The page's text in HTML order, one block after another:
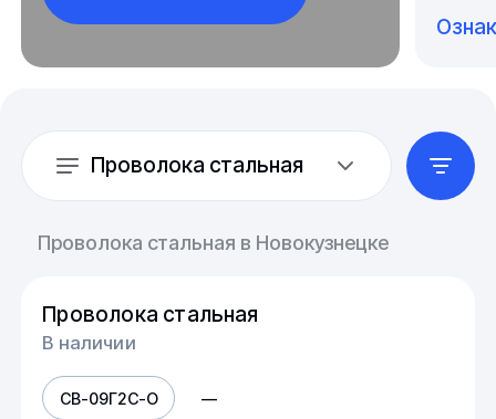
Проволока стальная
Проволока стальная в Новокузнецке
Проволока стальная
В наличии
СВ-09Г2С-О —